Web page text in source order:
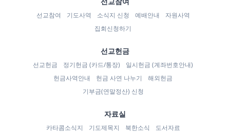
선교참여 기도사역 소식지 신청 예배안내
자원사역
집회신청하기
선교헌금
선교헌금 정기헌금 (카드/통장)
일시헌금 (계좌번호안내)
헌금사역안내
헌금 사연 나누기
해외헌금
기부금(연말정산) 신청
자료실
카타콤소식지 기도제목지 북한소식
도서자료